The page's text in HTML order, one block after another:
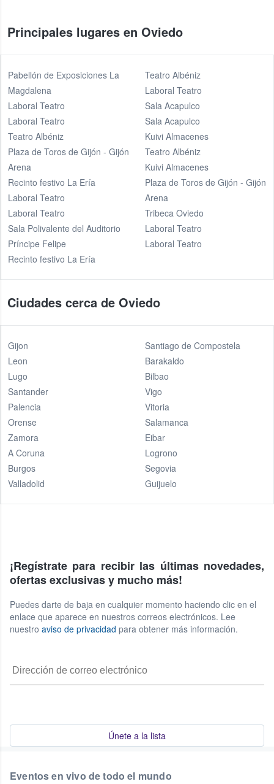
Principales lugares en Oviedo
Pabellón de Exposiciones La
Magdalena
Laboral Teatro
Laboral Teatro
Teatro Albéniz
Plaza de Toros de Gijón - Gijón
Arena
Recinto festivo La Ería
Laboral Teatro
Laboral Teatro
Sala Polivalente del Auditorio
Príncipe Felipe
Recinto festivo La Ería
Teatro Albéniz
Laboral Teatro
Sala Acapulco
Sala Acapulco
Kuivi Almacenes
Teatro Albéniz
Kuivi Almacenes
Plaza de Toros de Gijón - Gijón
Arena
Tribeca Oviedo
Laboral Teatro
Laboral Teatro
Ciudades cerca de Oviedo
Gijon
Leon
Lugo
Santander
Palencia
Orense
Zamora
A Coruna
Burgos
Valladolid
Santiago de Compostela
Barakaldo
Bilbao
Vigo
Vitoria
Salamanca
Eibar
Logrono
Segovia
Guijuelo
¡Regístrate para recibir las últimas novedades,
ofertas exclusivas y mucho más!
Puedes darte de baja en cualquier momento haciendo clic en el
enlace que aparece en nuestros correos electrónicos. Lee
nuestro aviso de privacidad para obtener más información.
Únete a la lista
Eventos en vivo de todo el mundo